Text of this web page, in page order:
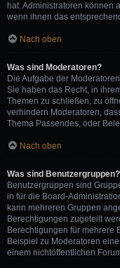
hat. Administratoren können
wenn ihnen das
Nach oben
Was sind Moderatoren?
Die Aufgabe der
Sie haben das Recht, in
Themen zu schließen, zu
verhindern Moderatoren,
Thema Passendes, oder
Nach oben
Was sind Benutzergruppen?
Benutzergruppen sind
in für die Board-
kann mehreren Gruppen
Berechtigungen zugeteilt
Berechtigungen für mehrere
Beispiel zu Moderatoren
einem nichtöffentlichen